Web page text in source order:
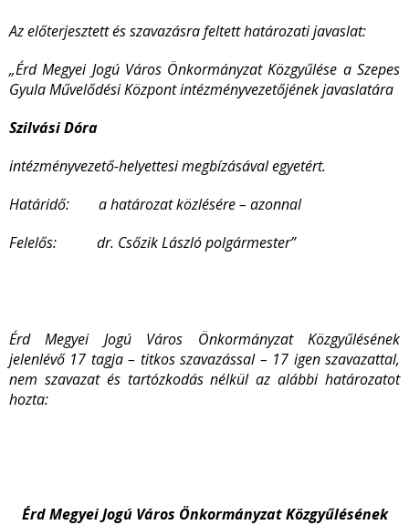
Az előterjesztett és szavazásra feltett határozati javaslat:
„Érd Megyei Jogú Város Önkormányzat Közgyűlése a Szepes
Gyula Művelődési Központ intézményvezetőjének javaslatára
Szilvási Dóra
intézményvezető-helyettesi megbízásával egyetért.
Határidő: a határozat közlésére – azonnal
Felelős: dr. Csőzik László polgármester”
Érd Megyei Jogú Város Önkormányzat Közgyűlésének
jelenlévő 17 tagja – titkos szavazással – 17 igen szavazattal,
nem szavazat és tartózkodás nélkül az alábbi határozatot
hozta:
Érd Megyei Jogú Város Önkormányzat Közgyűlésének